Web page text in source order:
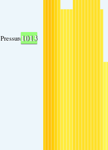
Pressure1013